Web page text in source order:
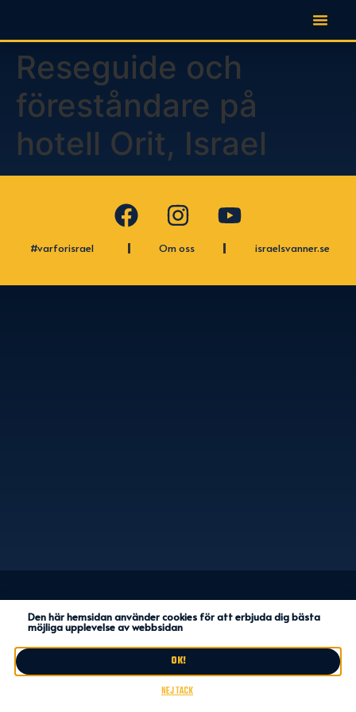
Reseguide och
föreståndare på
hotell Orit, Israel
#varforisrael Om oss israelsvanner.se
Den här hemsidan använder cookies för att erbjuda dig bästa
möjliga upplevelse av webbsidan
OK!
NEJ TACK